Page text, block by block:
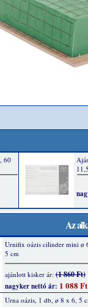
Az
Urnifix oázis cilinder mini ø
5 cm
ajánlott kisker ár:(1 860 Ft)
nagyker nettó ár: 1 088 Ft
Urna oázis, 1 db, ø 8 x 6, 5